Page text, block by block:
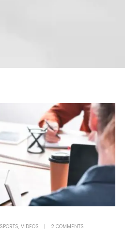
SPORTS, VIDEOS 2 COMMENTS